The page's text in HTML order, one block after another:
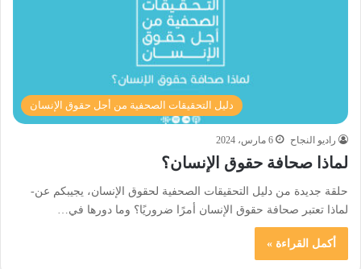
دليل التحقيقات الصحفية من أجل حقوق الإنسان
راديو النجاح 6 مارس، 2024
لماذا صحافة حقوق الإنسان؟
حلقة جديدة من دليل التحقيقات الصحفية لحقوق الإنسان، يجيبكم عن-
لماذا تعتبر صحافة حقوق الإنسان أمرًا ضروريًا؟ وما دورها في…
أكمل القراءة »